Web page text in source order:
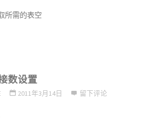
所需的表空
数设置
2011年3月14日 留下评论